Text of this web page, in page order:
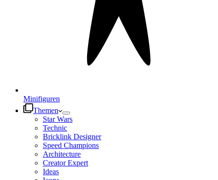
Minifiguren
Themen
Star Wars
Technic
Bricklink Designer
Speed Champions
Architecture
Creator Expert
Ideas